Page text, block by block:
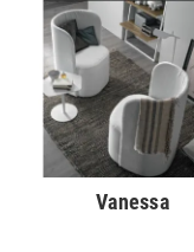
Vanessa